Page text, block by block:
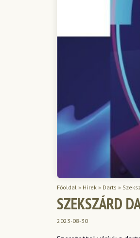
Főoldal » Hírek » Darts »
SZEKSZÁRD
2023-08-30